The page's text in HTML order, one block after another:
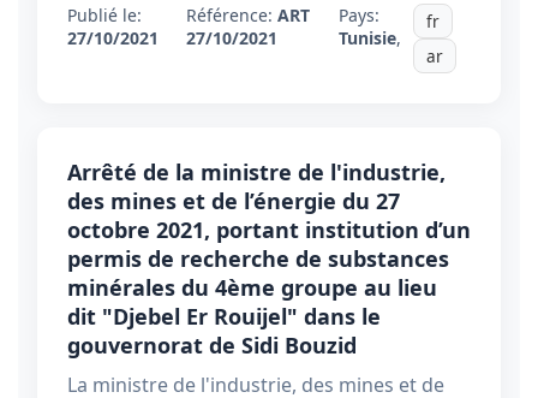
Publié le:
27/10/2021
Référence: ART
27/10/2021
Pays:
Tunisie,
fr
ar
Arrêté de la ministre de l'industrie,
des mines et de l’énergie du 27
octobre 2021, portant institution d’un
permis de recherche de substances
minérales du 4ème groupe au lieu
dit "Djebel Er Rouijel" dans le
gouvernorat de Sidi Bouzid
La ministre de l'industrie, des mines et de